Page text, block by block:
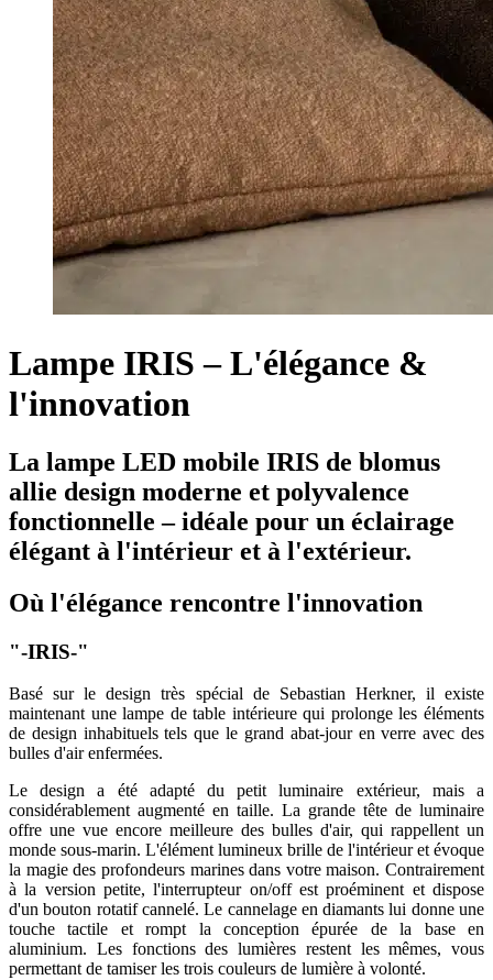
Lampe IRIS – L'élégance &
l'innovation
La lampe LED mobile IRIS de blomus
allie design moderne et polyvalence
fonctionnelle – idéale pour un éclairage
élégant à l'intérieur et à l'extérieur.
Où l'élégance rencontre l'innovation
"-IRIS-"
Basé sur le design très spécial de Sebastian Herkner, il existe
maintenant une lampe de table intérieure qui prolonge les éléments
de design inhabituels tels que le grand abat-jour en verre avec des
bulles d'air enfermées.
Le design a été adapté du petit luminaire extérieur, mais a
considérablement augmenté en taille. La grande tête de luminaire
offre une vue encore meilleure des bulles d'air, qui rappellent un
monde sous-marin. L'élément lumineux brille de l'intérieur et évoque
la magie des profondeurs marines dans votre maison. Contrairement
à la version petite, l'interrupteur on/off est proéminent et dispose
d'un bouton rotatif cannelé. Le cannelage en diamants lui donne une
touche tactile et rompt la conception épurée de la base en
aluminium. Les fonctions des lumières restent les mêmes, vous
permettant de tamiser les trois couleurs de lumière à volonté.